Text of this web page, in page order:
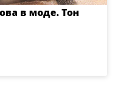
в моде. Тон